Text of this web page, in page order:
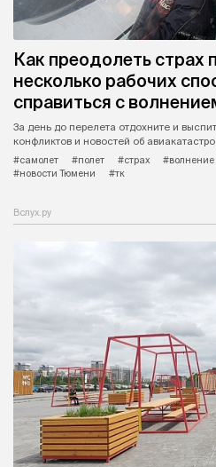
Как преодолеть страх
несколько рабочих
справиться с
За день до перелета отдохните и
конфликтов и новостей об
#самолет
#полет #страх #волнение
#новости Тюмени
#тк
Вслух.ру